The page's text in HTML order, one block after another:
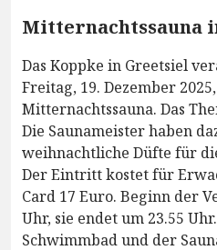
Mitternachtssauna
Das Koppke in Greetsiel
Freitag, 19. Dezember
Mitternachtssauna. Das
Die Saunameister haben
weihnachtliche Düfte für
Der Eintritt kostet für
Card 17 Euro. Beginn der
Uhr, sie endet um 23.55
Schwimmbad und der